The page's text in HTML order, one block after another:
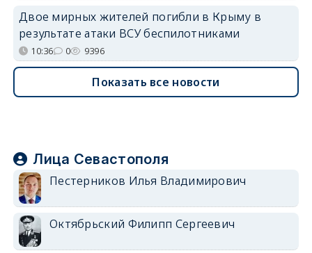
Двое мирных жителей погибли в Крыму в
результате атаки ВСУ беспилотниками
10:36 0 9396
Показать все новости
Лица Севастополя
Пестерников Илья Владимирович
Октябрьский Филипп Сергеевич